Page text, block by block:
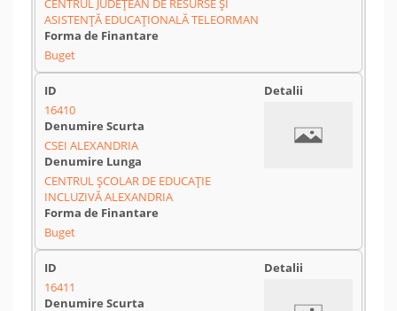
CENTRUL JUDEȚEAN DE RESURSE ȘI
ASISTENȚĂ EDUCAȚIONALĂ TELEORMAN
Buget
16410
CSEI ALEXANDRIA
CENTRUL ȘCOLAR DE EDUCAȚIE
INCLUZIVĂ ALEXANDRIA
Buget
16411